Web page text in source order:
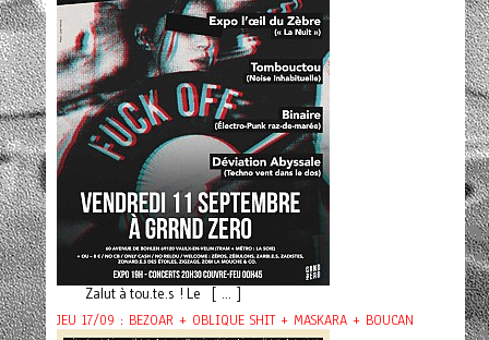
Zalut à tou.te.s ! Le [ ... ]
JEU 17/09 : BEZOAR + OBLIQUE SHIT + MASKARA + BOUCAN